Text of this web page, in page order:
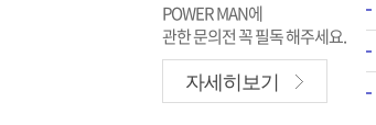
POWER MAN에
관한 문의전 꼭 필독 해주세요.
자세히보기